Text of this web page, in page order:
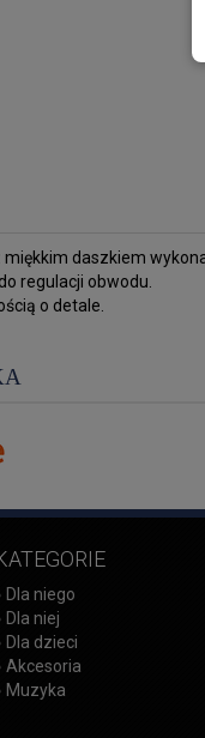
daszkiem
regulacji obwodu.
o detale.
Dla niego
Dla niej
Dla dzieci
Akcesoria
Muzyka